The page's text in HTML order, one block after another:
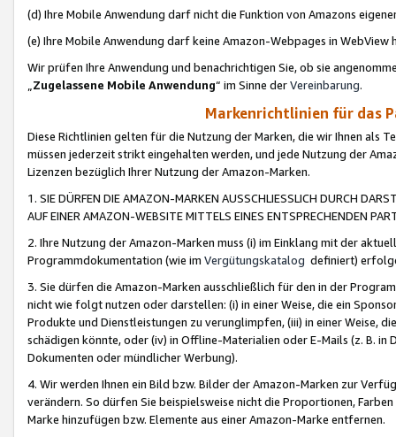
(d) Ihre Mobile Anwendung darf nicht die Funktion von Amazons
(e) Ihre Mobile Anwendung darf keine Amazon-Webpages in WebView
Wir prüfen Ihre Anwendung und benachrichtigen Sie, ob sie
„Zugelassene Mobile Anwendung“ im Sinne derVereinbarung.
Markenrichtlinien für das
Diese Richtlinien gelten für die Nutzung der Marken, die wir Ihnen als
müssen jederzeit strikt eingehalten werden, und jede Nutzung der
Lizenzen bezüglich Ihrer Nutzung der Amazon-Marken.
1. SIE DÜRFEN DIE AMAZON-MARKEN AUSSCHLIESSLICH DURCH
AUF EINER AMAZON-WEBSITE MITTELS EINES ENTSPRECHENDEN
2. Ihre Nutzung der Amazon-Marken muss (i) im Einklang mit der
Programmdokumentation (wie im Vergütungskatalog definiert)
3. Sie dürfen die Amazon-Marken ausschließlich für den in der
nicht wie folgt nutzen oder darstellen: (i) in einer Weise, die ein
Produkte und Dienstleistungen zu verunglimpfen, (iii) in einer Weise,
schädigen könnte, oder (iv) in Offline-Materialien oder E-Mails (z. B. in
Dokumenten oder mündlicher Werbung).
4. Wir werden Ihnen ein Bild bzw. Bilder der Amazon-Marken zur
verändern. So dürfen Sie beispielsweise nicht die Proportionen,
Marke hinzufügen bzw. Elemente aus einer Amazon-Marke entfernen.